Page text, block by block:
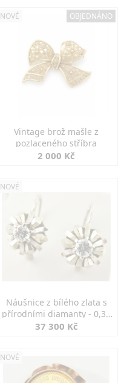
NOVÉ OBJEDNÁNO
Vintage brož mašle z
pozlaceného stříbra
2 000 Kč
NOVÉ
Náušnice z bílého zlata s
přírodními diamanty - 0,30
ct
37 300 Kč
NOVÉ